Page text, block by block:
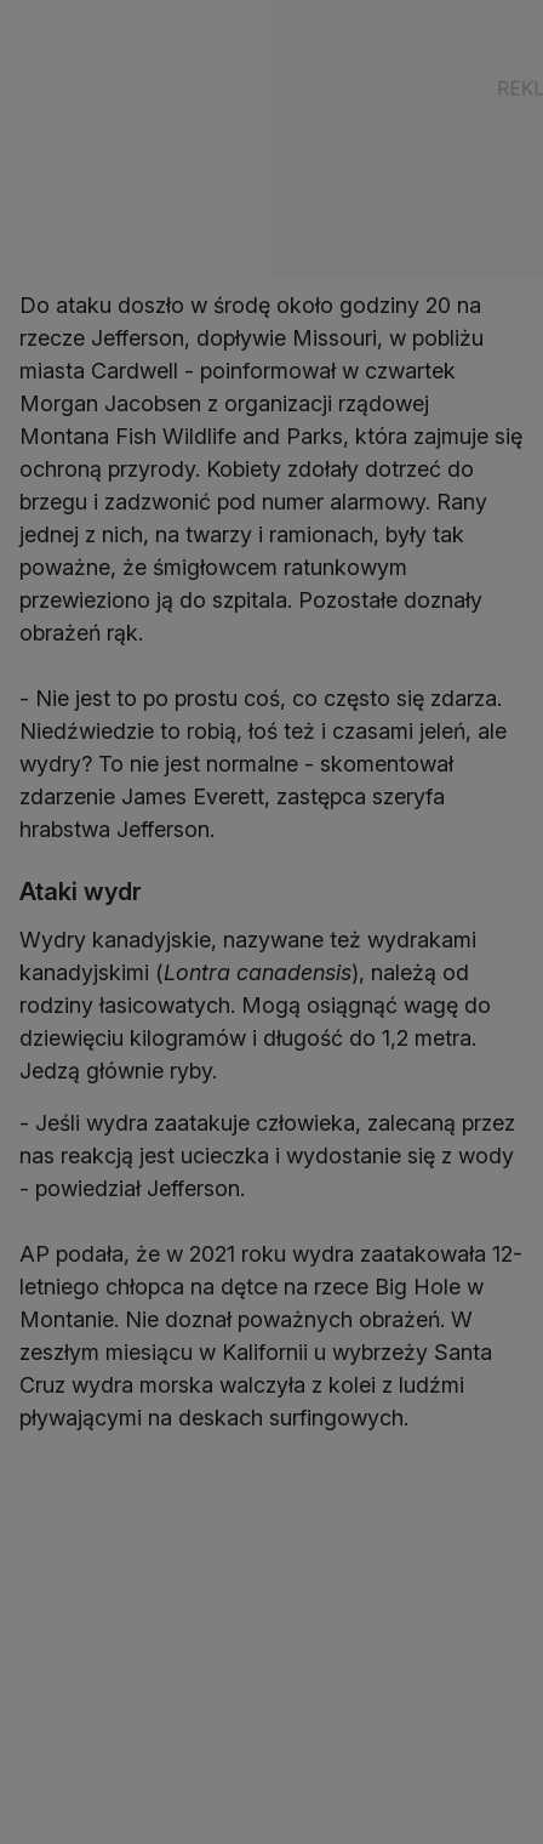
Do ataku doszło w środę około godziny 20 na
rzecze Jefferson, dopływie Missouri, w pobliżu
miasta Cardwell - poinformował w czwartek
Morgan Jacobsen z organizacji rządowej
Montana Fish Wildlife and Parks, która zajmuje się
ochroną przyrody. Kobiety zdołały dotrzeć do
brzegu i zadzwonić pod numer alarmowy. Rany
jednej z nich, na twarzy i ramionach, były tak
poważne, że śmigłowcem ratunkowym
przewieziono ją do szpitala. Pozostałe doznały
obrażeń rąk.
- Nie jest to po prostu coś, co często się zdarza.
Niedźwiedzie to robią, łoś też i czasami jeleń, ale
wydry? To nie jest normalne - skomentował
zdarzenie James Everett, zastępca szeryfa
hrabstwa Jefferson.
Ataki wydr
Wydry kanadyjskie, nazywane też wydrakami
kanadyjskimi (Lontra canadensis), należą od
rodziny łasicowatych. Mogą osiągnąć wagę do
dziewięciu kilogramów i długość do 1,2 metra.
Jedzą głównie ryby.
- Jeśli wydra zaatakuje człowieka, zalecaną przez
nas reakcją jest ucieczka i wydostanie się z wody
- powiedział Jefferson.
AP podała, że w 2021 roku wydra zaatakowała 12-
letniego chłopca na dętce na rzece Big Hole w
Montanie. Nie doznał poważnych obrażeń. W
zeszłym miesiącu w Kalifornii u wybrzeży Santa
Cruz wydra morska walczyła z kolei z ludźmi
pływającymi na deskach surfingowych.